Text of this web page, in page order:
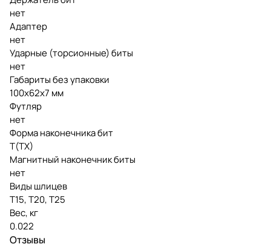
нет
Адаптер
нет
Ударные (торсионные) биты
нет
Габариты без упаковки
100х62х7 мм
Футляр
нет
Форма наконечника бит
T(TX)
Магнитный наконечник биты
нет
Виды шлицев
Т15, Т20, Т25
Вес, кг
0.022
Отзывы